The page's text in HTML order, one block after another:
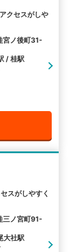
クセスがしや
宮ノ後町31-
/ 桂駅
スがしやすく
三ノ宮町91-
大社駅